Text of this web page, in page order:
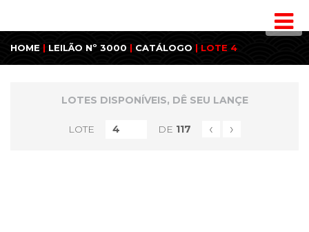
HOME | LEILÃO Nº 3000 | CATÁLOGO | LOTE 4
LOTES DISPONÍVEIS, DÊ SEU LANÇE
LOTE DE 117 ‹ ›